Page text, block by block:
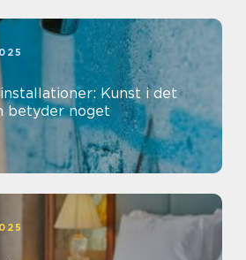
Kunst i det
betyder noget